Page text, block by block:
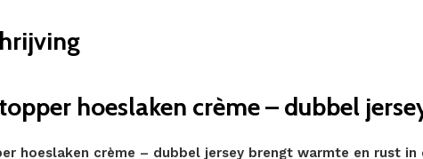
hoeslaken crème – dubbel
hoeslaken crème – dubbel jersey brengt warmte en rust in